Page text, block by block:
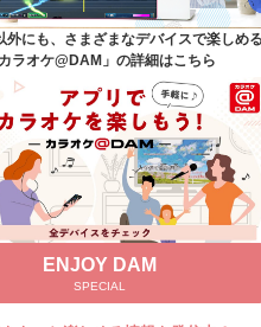
索
ン
あるご質問
曲・ランキングなど
新情報をチェック！
外にも、さまざまなデバイスで楽しめる
カラオケ@DAM」の詳細はこちら
ENJOY DAM
SPECIAL